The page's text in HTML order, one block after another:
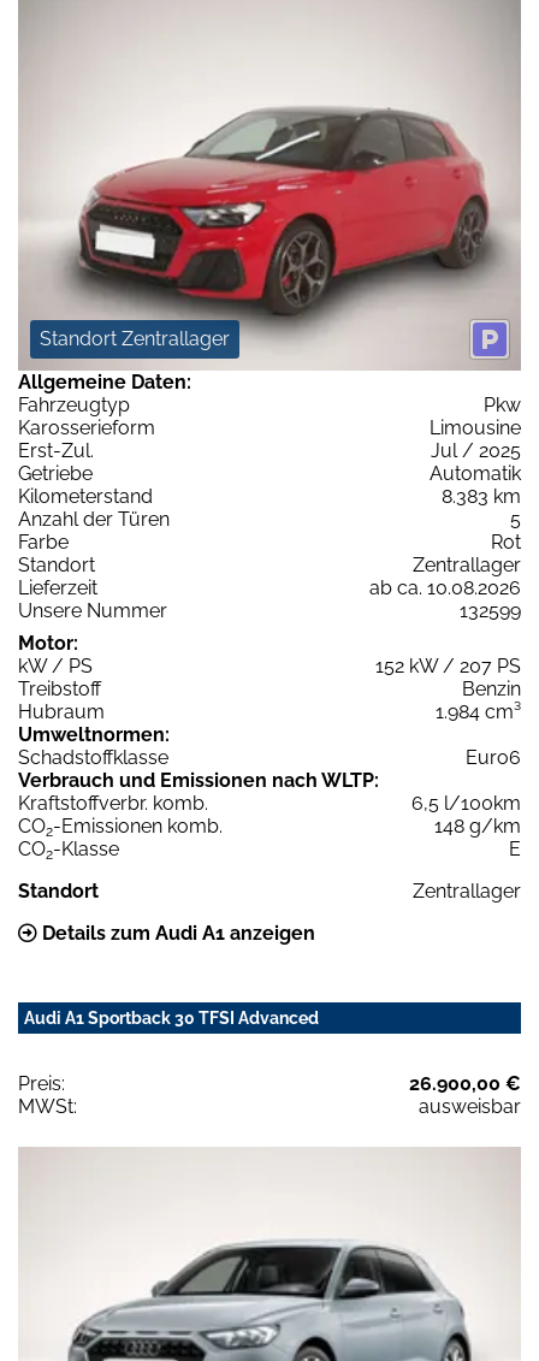
Standort Zentrallager
Allgemeine Daten:
Fahrzeugtyp
Pkw
Karosserieform
Limousine
Erst-Zul.
Jul / 2025
Getriebe
Automatik
Kilometerstand
8.383 km
Anzahl der Türen
5
Farbe
Rot
Standort
Zentrallager
Lieferzeit
ab ca. 10.08.2026
Unsere Nummer
132599
Motor:
kW / PS
152 kW / 207 PS
Treibstoff
Benzin
Hubraum
1.984 cm³
Umweltnormen:
Schadstoffklasse
Euro6
Verbrauch und Emissionen nach WLTP:
Kraftstoffverbr. komb.
6,5 l/100km
CO2-Emissionen komb.
148 g/km
CO2-Klasse
E
Standort
Zentrallager
Details zum Audi A1 anzeigen
Audi A1 Sportback 30 TFSI Advanced
Preis:
26.900,00 €
MWSt:
ausweisbar